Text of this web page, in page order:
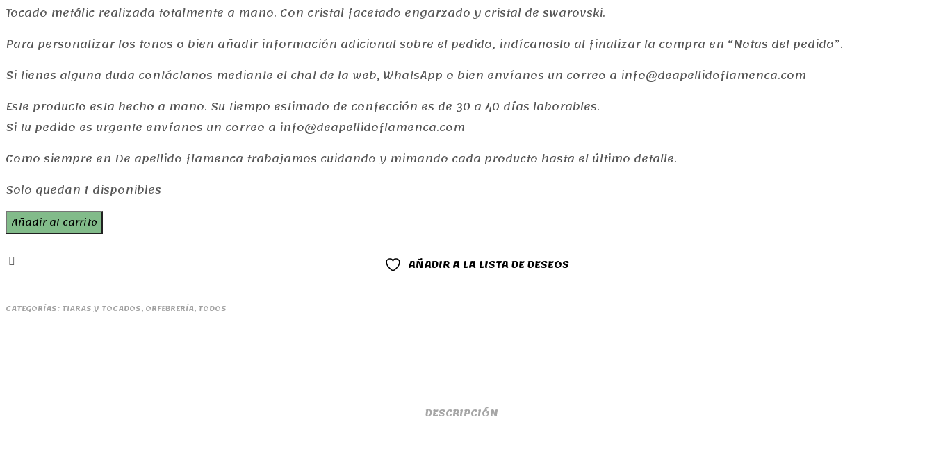
Tocado metálic realizada totalmente a mano. Con cristal facetado engarzado y cristal de swarovski.
Para personalizar los tonos o bien añadir información adicional sobre el pedido, indícanoslo al finalizar la compra en “Notas del pedido”.
Si tienes alguna duda contáctanos mediante el chat de la web, WhatsApp o bien envíanos un correo a info@deapellidoflamenca.com
Este producto esta hecho a mano. Su tiempo estimado de confección es de 30 a 40 dí­as laborables.
Si tu pedido es urgente envíanos un correo a info@deapellidoflamenca.com
Como siempre en De apellido flamenca trabajamos cuidando y mimando cada producto hasta el último detalle.
Solo quedan 1 disponibles
Tocado
cantidad
Añadir al carrito
AÑADIR A LA LISTA DE DESEOS
CATEGORÍAS:TIARAS Y TOCADOS,ORFEBRERÍA,TODOS
DESCRIPCIÓN